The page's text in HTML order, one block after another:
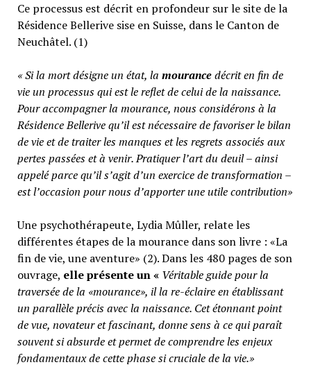
Ce processus est décrit en profondeur sur le site de la
Résidence Bellerive sise en Suisse, dans le Canton de
Neuchâtel. (1)
«Si la mort désigne un état, la mourancedécrit en fin de
vie un processus qui est le reflet de celui de la naissance.
Pour accompagner la mourance, nous considérons à la
Résidence Bellerive qu’il est nécessaire de favoriser le bilan
de vie et de traiter les manques et les regrets associés aux
pertes passées et à venir. Pratiquer l’art du deuil – ainsi
appelé parce qu’il s’agit d’un exercice de transformation –
est l’occasion pour nous d’apporter une utile contribution»
Une psychothérapeute, Lydia Mûller, relate les
différentes étapes de la mourance dans son livre : «La
fin de vie, une aventure» (2). Dans les 480 pages de son
ouvrage, elle présente un « Véritable guide pour la
traversée de la «mourance», il la re-éclaire en établissant
un parallèle précis avec la naissance. Cet étonnant point
de vue, novateur et fascinant, donne sens à ce qui paraît
souvent si absurde et permet de comprendre les enjeux
fondamentaux de cette phase si cruciale de la vie.»